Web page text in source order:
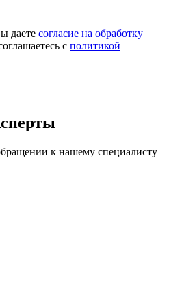
даете согласие на обработку
c политикой
к нашему специалисту